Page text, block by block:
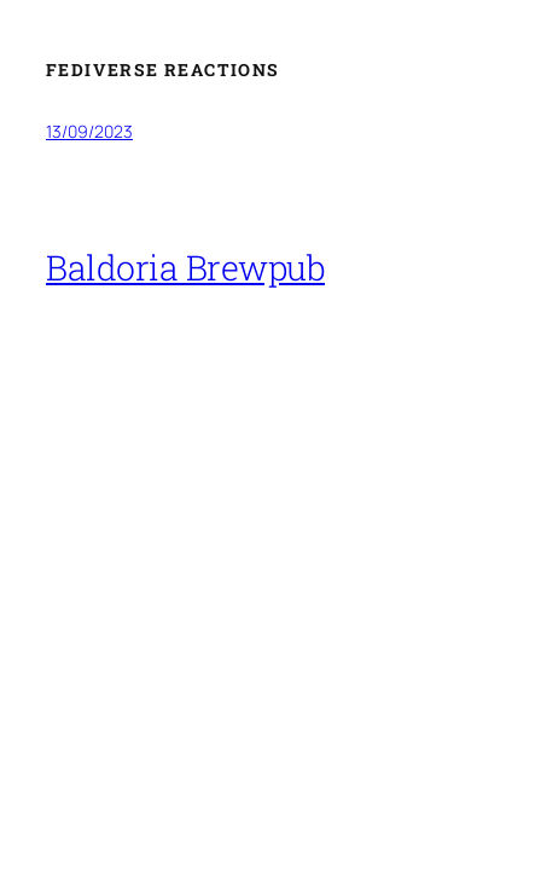
FEDIVERSE REACTIONS
13/09/2023
Baldoria Brewpub